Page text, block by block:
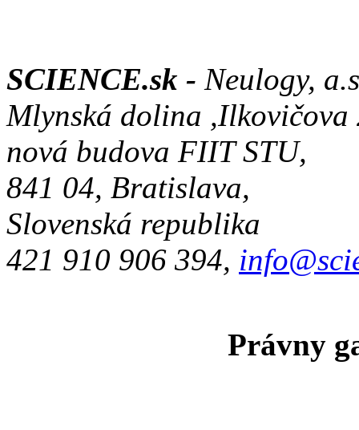
SCIENCE.sk - Neulogy,
Mlynská dolina ,Ilkovičova
nová budova FIIT STU,
841 04, Bratislava,
Slovenská republika
421 910 906 394,
Právny